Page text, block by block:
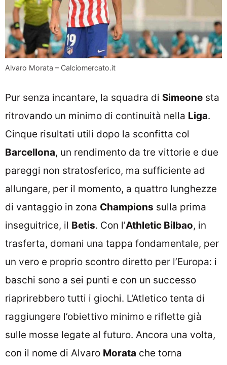
Alvaro Morata – Calciomercato.it
Pur senza incantare, la squadra di Simeone sta
ritrovando un minimo di continuità nella Liga.
Cinque risultati utili dopo la sconfitta col
Barcellona, un rendimento da tre vittorie e due
pareggi non stratosferico, ma sufficiente ad
allungare, per il momento, a quattro lunghezze
di vantaggio in zona Champions sulla prima
inseguitrice, il Betis. Con l’Athletic Bilbao, in
trasferta, domani una tappa fondamentale, per
un vero e proprio scontro diretto per l’Europa: i
baschi sono a sei punti e con un successo
riaprirebbero tutti i giochi. L’Atletico tenta di
raggiungere l’obiettivo minimo e riflette già
sulle mosse legate al futuro. Ancora una volta,
con il nome di Alvaro Morata che torna